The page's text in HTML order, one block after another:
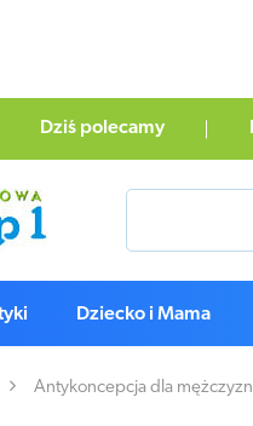
Dziś polecamy
Dziecko i Mama
Antykoncepcja dla mężczyzn